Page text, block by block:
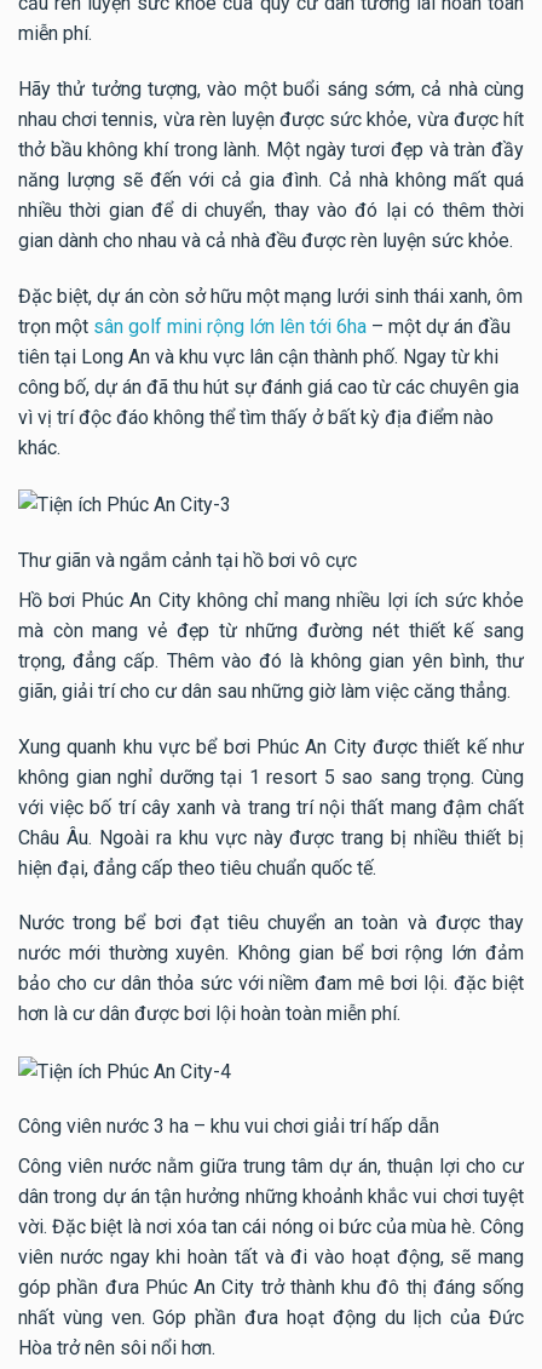
miễn phí.
Hãy thử tưởng tượng, vào một buổi sáng sớm, cả nhà cùng
nhau chơi tennis, vừa rèn luyện được sức khỏe, vừa được hít
thở bầu không khí trong lành. Một ngày tươi đẹp và tràn đầy
năng lượng sẽ đến với cả gia đình. Cả nhà không mất quá
nhiều thời gian để di chuyển, thay vào đó lại có thêm thời
gian dành cho nhau và cả nhà đều được rèn luyện sức khỏe.
Đặc biệt, dự án còn sở hữu một mạng lưới sinh thái xanh, ôm
trọn một sân golf mini rộng lớn lên tới 6ha – một dự án đầu
tiên tại Long An và khu vực lân cận thành phố. Ngay từ khi
công bố, dự án đã thu hút sự đánh giá cao từ các chuyên gia
vì vị trí độc đáo không thể tìm thấy ở bất kỳ địa điểm nào
khác.
Thư giãn và ngắm cảnh tại hồ bơi vô cực
Hồ bơi Phúc An City không chỉ mang nhiều lợi ích sức khỏe
mà còn mang vẻ đẹp từ những đường nét thiết kế sang
trọng, đẳng cấp. Thêm vào đó là không gian yên bình, thư
giãn, giải trí cho cư dân sau những giờ làm việc căng thẳng.
Xung quanh khu vực bể bơi Phúc An City được thiết kế như
không gian nghỉ dưỡng tại 1 resort 5 sao sang trọng. Cùng
với việc bố trí cây xanh và trang trí nội thất mang đậm chất
Châu Âu. Ngoài ra khu vực này được trang bị nhiều thiết bị
hiện đại, đẳng cấp theo tiêu chuẩn quốc tế.
Nước trong bể bơi đạt tiêu chuyển an toàn và được thay
nước mới thường xuyên. Không gian bể bơi rộng lớn đảm
bảo cho cư dân thỏa sức với niềm đam mê bơi lội. đặc biệt
hơn là cư dân được bơi lội hoàn toàn miễn phí.
Công viên nước 3 ha – khu vui chơi giải trí hấp dẫn
Công viên nước nằm giữa trung tâm dự án, thuận lợi cho cư
dân trong dự án tận hưởng những khoảnh khắc vui chơi tuyệt
vời. Đặc biệt là nơi xóa tan cái nóng oi bức của mùa hè. Công
viên nước ngay khi hoàn tất và đi vào hoạt động, sẽ mang
góp phần đưa Phúc An City trở thành khu đô thị đáng sống
nhất vùng ven. Góp phần đưa hoạt động du lịch của Đức
Hòa trở nên sôi nổi hơn.